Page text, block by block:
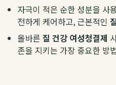
자극이 적은 순한 성분을 사
전하게 케어하고, 근본적인
올바른 질 건강 여성청결제
존을 지키는 가장 중요한 방